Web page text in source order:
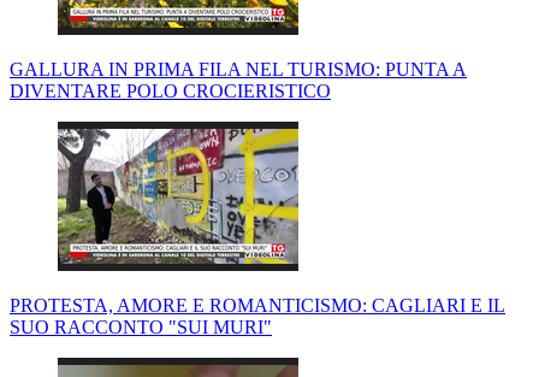
GALLURA IN PRIMA FILA NEL TURISMO: PUNTA A
DIVENTARE POLO CROCIERISTICO
PROTESTA, AMORE E ROMANTICISMO: CAGLIARI E IL
SUO RACCONTO "SUI MURI"